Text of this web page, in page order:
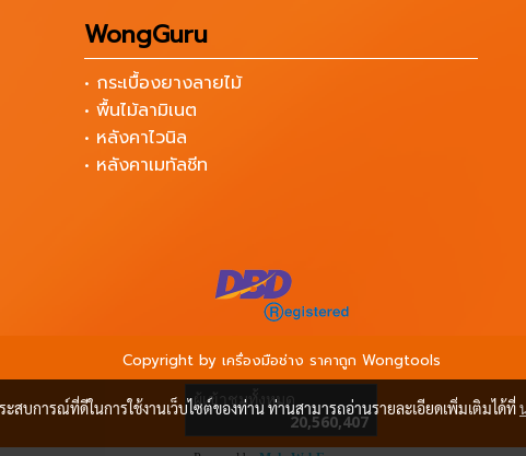
WongGuru
• กระเบื้องยางลายไม้
• พื้นไม้ลามิเนต
• หลังคาไวนิล
• หลังคาเมทัลชีท
Copyright by เครื่องมือช่าง ราคาถูก Wongtools
ผู้เข้าชมวันนี้
869
Powered byMakeWebEasy.com
สบการณ์ที่ดีในการใช้งานเว็บไซต์ของท่าน ท่านสามารถอ่านรายละเอียดเพิ่มเติมได้ที่